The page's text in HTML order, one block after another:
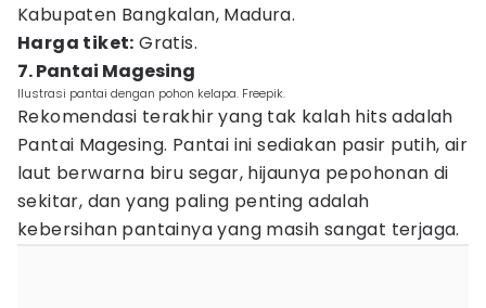
Kabupaten Bangkalan, Madura.
Harga tiket: Gratis.
7. Pantai Magesing
Ilustrasi pantai dengan pohon kelapa. Freepik.
Rekomendasi terakhir yang tak kalah hits adalah
Pantai Magesing. Pantai ini sediakan pasir putih, air
laut berwarna biru segar, hijaunya pepohonan di
sekitar, dan yang paling penting adalah
kebersihan pantainya yang masih sangat terjaga.